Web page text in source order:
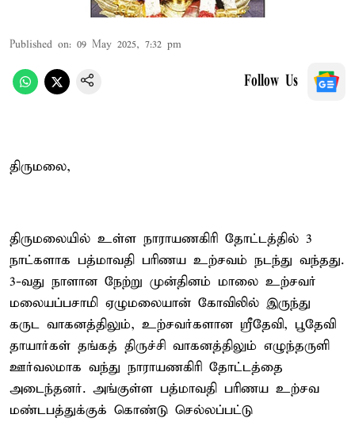
Published on: 09 May 2025, 7:32 pm
Follow Us
திருமலை,
திருமலையில் உள்ள நாராயணகிரி தோட்டத்தில் 3
நாட்களாக பத்மாவதி பரிணய உற்சவம் நடந்து வந்தது.
3-வது நாளான நேற்று முன்தினம் மாலை உற்சவர்
மலையப்பசாமி ஏழுமலையான் கோவிலில் இருந்து
கருட வாகனத்திலும், உற்சவர்களான ஸ்ரீதேவி, பூதேவி
தாயார்கள் தங்கத் திருச்சி வாகனத்திலும் எழுந்தருளி
ஊர்வலமாக வந்து நாராயணகிரி தோட்டத்தை
அடைந்தனர். அங்குள்ள பத்மாவதி பரிணய உற்சவ
மண்டபத்துக்குக் கொண்டு செல்லப்பட்டு